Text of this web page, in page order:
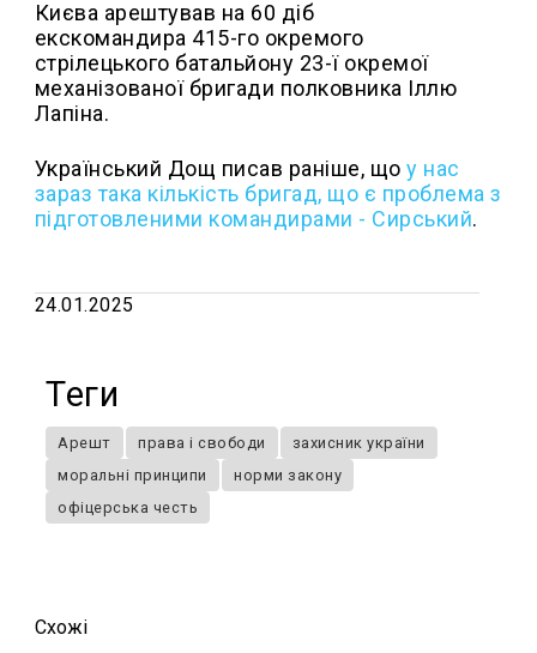
Києва арештував на 60 діб
екскомандира 415-го окремого
стрілецького батальйону 23-ї окремої
механізованої бригади полковника Іллю
Лапіна.
Український Дощ писав раніше, щоу нас
зараз така кількість бригад, що є проблема з
підготовленими командирами - Сирський.
24.01.2025
Теги
Арешт права і свободи
захисник україни
моральні принципи
норми закону
офіцерська честь
Схожi